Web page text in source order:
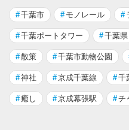
#千葉市 # モノレール #
#千葉ポートタワー #千葉県
#散策 #千葉市動物公園
#神社 #京成千葉線 #千
#癒し #京成幕張駅 #チ